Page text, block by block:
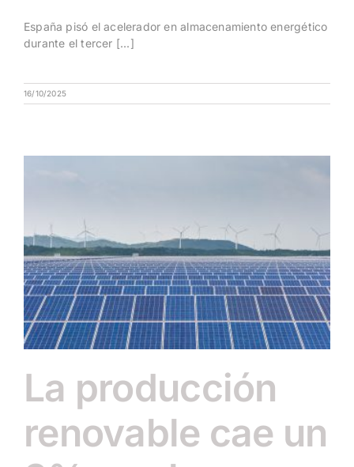
España pisó el acelerador en almacenamiento energético
durante el tercer [...]
16/10/2025
La producción
renovable cae un